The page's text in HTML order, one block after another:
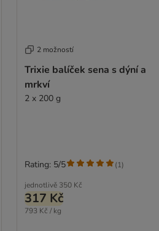
2 možností
Trixie balíček sena s dýní a
mrkví
2 x 200 g
jednotlivě 350 Kč
317 Kč
793 Kč / kg
Rating: 5/5 (1)